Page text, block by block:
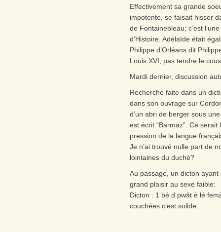
Effectivement sa grande
impotente, se faisait hisser
de Fontainebleau; c’est
d’Histoire. Adélaïde était
Philippe d’Orléans dit
Louis XVI; pas tendre le
Mardi dernier, discussion
Recherche faite dans un
dans son ouvrage sur
d’un abri de berger sous
est écrit “Barmaz”. Ce
pression de la langue
Je n’ai trouvé nulle part de
lointaines du duché?
Au passage, un dicton
grand plaisir au sexe faible:
Dicton : 1 bé d pwât è lé
couchées c’est solide.